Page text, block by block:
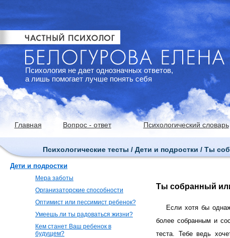
Психология не дает однозначных ответов,
а лишь помогает лучше понять себя
Главная Вопрос - ответ Психологический словарь
Психологические тесты / Дети и подростки / Ты
Дети и подростки
Мера заботы
Организаторские способности
Оптимист или пессимист ребенок?
Умеешь ли ты радоваться жизни?
Кем станет Ваш ребенок в
будущем?
Ты собранный
Если хотя бы
более собранным и
теста. Тебе ведь